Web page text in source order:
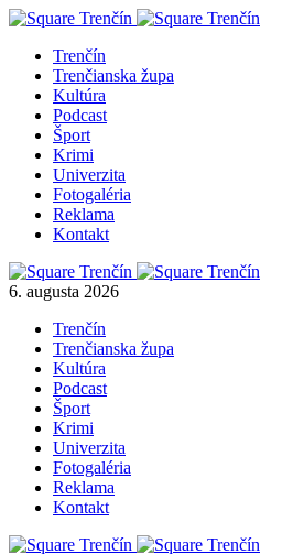
Trenčín
Trenčianska župa
Kultúra
Podcast
Šport
Krimi
Univerzita
Fotogaléria
Reklama
Kontakt
6. augusta 2026
Trenčín
Trenčianska župa
Kultúra
Podcast
Šport
Krimi
Univerzita
Fotogaléria
Reklama
Kontakt